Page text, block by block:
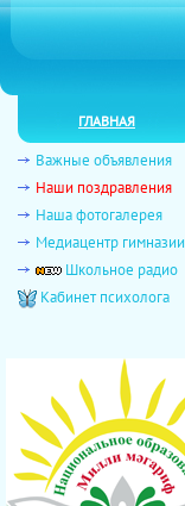
главная
Важные объявления
Наши поздравления
Наша фотогалерея
Медиацентр гимназии
Школьное радио
Кабинет психолога